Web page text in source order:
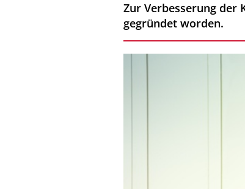
Zur Verbesserung der
gegründet worden.